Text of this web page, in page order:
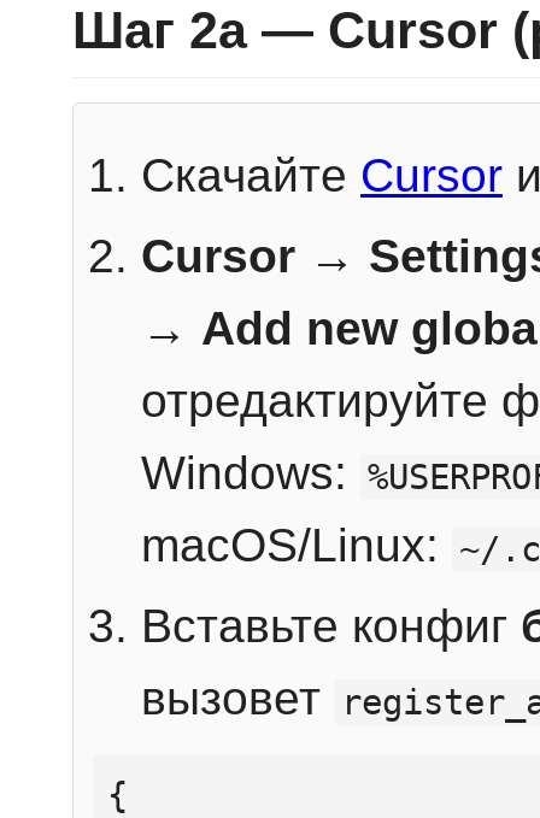
Шаг 2a — Cursor
Скачайте Cursor
Cursor →
→ Add new
отредактируйте
Windows:
macOS/Linux: ~/
Вставьте конфиг
вызовет
{